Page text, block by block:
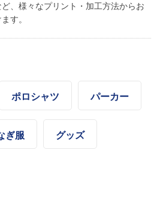
、様々なプリント・加工方法からお
す。
ポロシャツ パーカー
ぎ服 グッズ